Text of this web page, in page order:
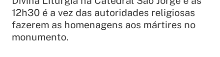
12h30 é a vez das autoridades religiosas
fazerem as homenagens aos mártires no
monumento.